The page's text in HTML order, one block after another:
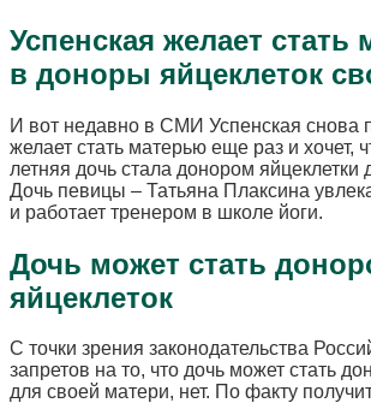
Успенская желает стать
в доноры яйцеклеток
И вот недавно в СМИ Успенская снова
желает стать матерью еще раз и хочет,
летняя дочь стала донором яйцеклетки
Дочь певицы – Татьяна Плаксина
и работает тренером в школе йоги.
Дочь может стать
яйцеклеток
С точки зрения законодательства
запретов на то, что дочь может стать
для своей матери, нет. По факту